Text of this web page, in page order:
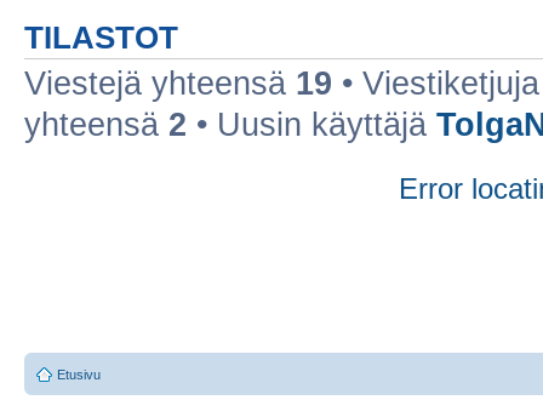
TILASTOT
Viestejä yhteensä 19 •
yhteensä 2 • Uusin käyttäjä
Error
Etusivu